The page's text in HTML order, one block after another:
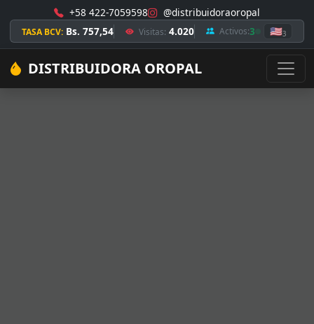
+58 422-7059598 @distribuidoraoropal
TASA BCV: Bs. 757,54 Visitas: 4.020 Activos:3 🇺🇸3
DISTRIBUIDORA OROPAL